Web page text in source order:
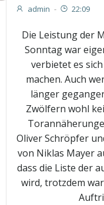
admin - 22:09
Die Leistung der
Sonntag war
verbietet es
machen. Auch
länger
Zwölfern wohl
Oliver Schröpfer
von Niklas Mayer
dass die Liste der
wird, trotzdem